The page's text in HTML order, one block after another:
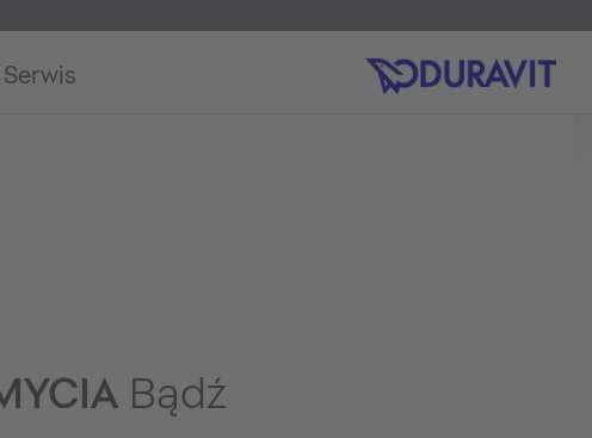
Serwis
Bądź